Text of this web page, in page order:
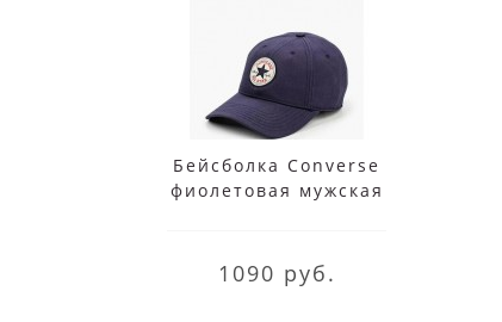
Бейсболка Converse
фиолетовая мужская
1090 руб.